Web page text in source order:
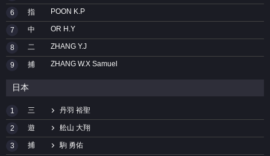
6 指 POON K.P
7 中 OR H.Y
8 二 ZHANG Y.J
9 捕 ZHANG W.X Samuel
日本
1 三 丹羽 裕聖
2 遊 舩山 大翔
3 捕 駒 勇佑